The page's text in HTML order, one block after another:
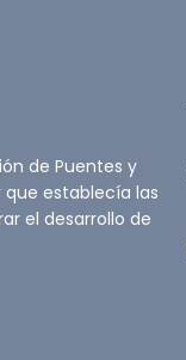
de Puentes y
establecía las
el desarrollo de